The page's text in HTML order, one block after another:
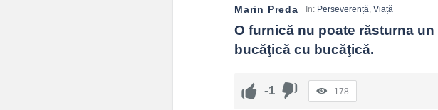
Marin Preda In: Perseverență, Viață
O furnică nu poate răsturna
bucăţică cu bucăţică.
-1 178